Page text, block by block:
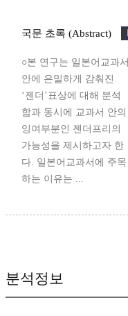
국문 초록 (Abstract)
○본 연구는 일본어교과서
안에 은밀하게 감춰진
‘젠더’표상에 대해 분석
함과 동시에 교과서 안의
잉여부분인 젠더프리의
가능성을 제시하고자 한
다. 일본어교과서에 주목
하는 이유는 ...
분석정보